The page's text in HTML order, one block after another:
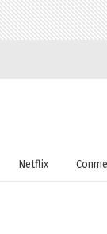
Netflix